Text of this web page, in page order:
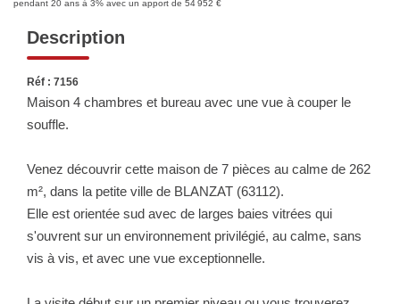
Dossier De Candidature
NOTRE GROUPE
Nos Agences
Notre Équipe
pendant 20 ans à 3% avec un apport de 54 952 €
Description
Réf : 7156
Maison 4 chambres et bureau avec une vue à couper le
souffle.
Venez découvrir cette maison de 7 pièces au calme de 262
m², dans la petite ville de BLANZAT (63112).
Elle est orientée sud avec de larges baies vitrées qui
s'ouvrent sur un environnement privilégié, au calme, sans
vis à vis, et avec une vue exceptionnelle.